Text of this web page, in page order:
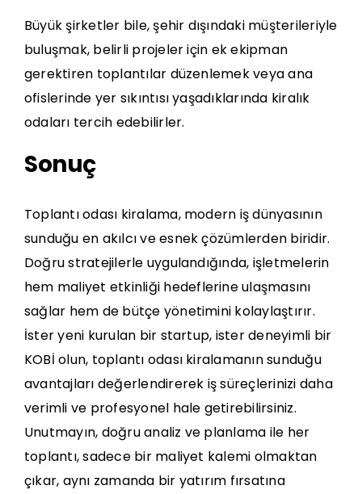
Büyük şirketler bile, şehir dışındaki müşterileriyle
buluşmak, belirli projeler için ek ekipman
gerektiren toplantılar düzenlemek veya ana
ofislerinde yer sıkıntısı yaşadıklarında kiralık
odaları tercih edebilirler.
Sonuç
Toplantı odası kiralama, modern iş dünyasının
sunduğu en akılcı ve esnek çözümlerden biridir.
Doğru stratejilerle uygulandığında, işletmelerin
hem maliyet etkinliği hedeflerine ulaşmasını
sağlar hem de bütçe yönetimini kolaylaştırır.
İster yeni kurulan bir startup, ister deneyimli bir
KOBİ olun, toplantı odası kiralamanın sunduğu
avantajları değerlendirerek iş süreçlerinizi daha
verimli ve profesyonel hale getirebilirsiniz.
Unutmayın, doğru analiz ve planlama ile her
toplantı, sadece bir maliyet kalemi olmaktan
çıkar, aynı zamanda bir yatırım fırsatına